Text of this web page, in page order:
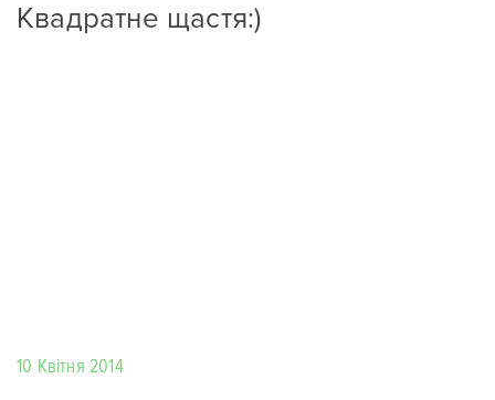
Квадратне щастя:)
10 Квітня 2014